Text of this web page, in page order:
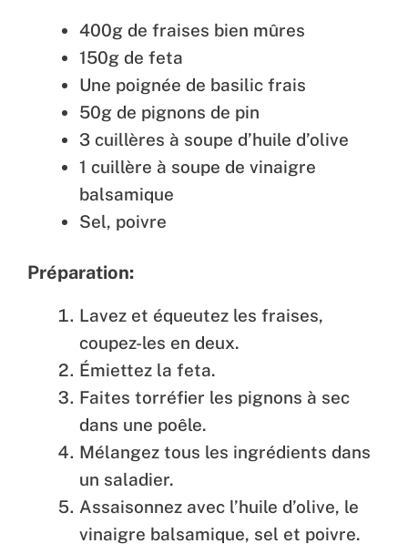
400g de fraises bien mûres
150g de feta
Une poignée de basilic frais
50g de pignons de pin
3 cuillères à soupe d’huile d’olive
1 cuillère à soupe de vinaigre
balsamique
Sel, poivre
Préparation:
Lavez et équeutez les fraises,
coupez-les en deux.
Émiettez la feta.
Faites torréfier les pignons à sec
dans une poêle.
Mélangez tous les ingrédients dans
un saladier.
Assaisonnez avec l’huile d’olive, le
vinaigre balsamique, sel et poivre.